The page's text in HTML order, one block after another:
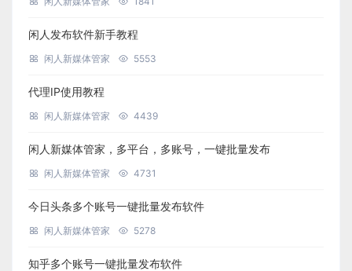
闲人发布软件新手教程
闲人新媒体管家 5553
代理IP使用教程
闲人新媒体管家 4439
闲人新媒体管家，多平台，多账号，一键批量发布
闲人新媒体管家 4731
今日头条多个账号一键批量发布软件
闲人新媒体管家 5278
知乎多个账号一键批量发布软件